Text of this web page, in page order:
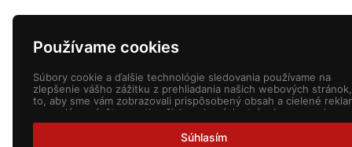
Používame cookies
Súbory cookie a ďalšie technológie sledovania používame na
zlepšenie vášho zážitku z prehliadania našich webových
to, aby sme vám zobrazovali prispôsobený obsah a cielené
na analýzu návštevnosti našich webových stránok a na
toho, odkiaľ naši návštevníci prichádzajú.
Súhlasím